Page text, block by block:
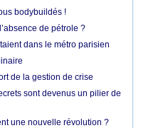
bodybuildés !
de pétrole ?
dans le métro parisien
de la gestion de crise
sont devenus un pilier de
une nouvelle révolution ?